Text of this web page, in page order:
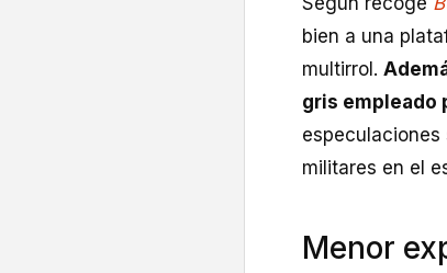
bien a una
multirrol.
gris empleado
especulaciones
militares en el
Menor